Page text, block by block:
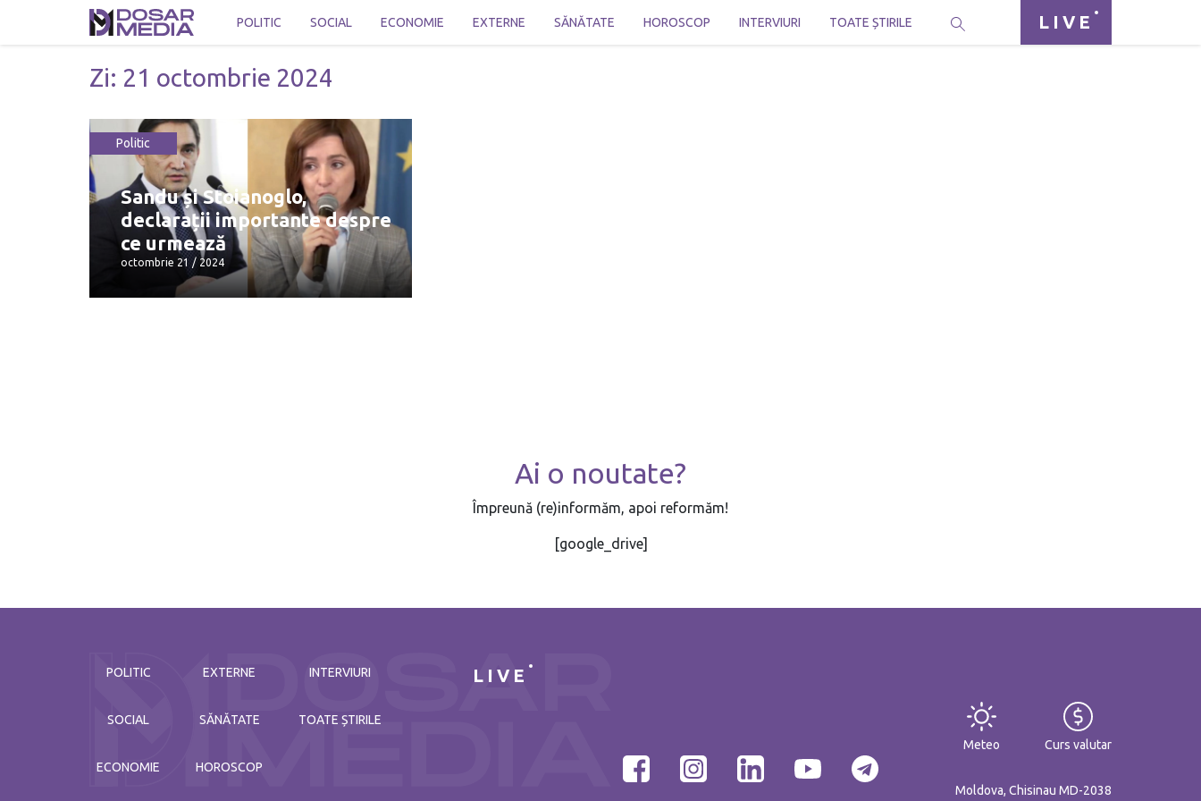
POLITIC SOCIAL ECONOMIE EXTERNE SĂNĂTATE HOROSCOP INTERVIURI TOATE ȘTIRILE LIVE
Zi: 21 octombrie 2024
Politic
Sandu și Stoianoglo,
declarații importante despre
ce urmează
octombrie 21 / 2024
Ai o noutate?
Împreună (re)informăm, apoi reformăm!
[google_drive]
POLITIC
SOCIAL
ECONOMIE
EXTERNE
SĂNĂTATE
HOROSCOP
INTERVIURI
TOATE ȘTIRILE
LIVE
Meteo Curs valutar
Moldova, Chisinau MD-2038